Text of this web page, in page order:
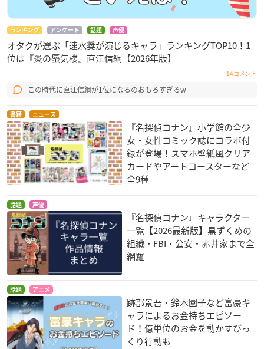
ランキング アンケート 話題 声優
オタクが選ぶ「速水奨が演じるキャラ」ランキングTOP10！1
位は『炎の蜃気楼』直江信綱【2026年版】
14コメント
この時代に直江信綱が1位になるのおもろすぎるw
書籍 ニュース
『名探偵コナン』小学館の全少
女・女性コミック誌にコラボ付
録が登場！スマホ壁紙風クリア
カードやアートコースターなど
全9種
話題 声優
『名探偵コナン』キャラクター
一覧【2026最新版】黒ずくめの
組織・FBI・公安・赤井家まで全
網羅
話題 アニメ
跡部景吾・鈴木園子など富豪キ
ャラによるお金持ちエピソー
ド！億単位のお金を動かすびっ
くり行動も